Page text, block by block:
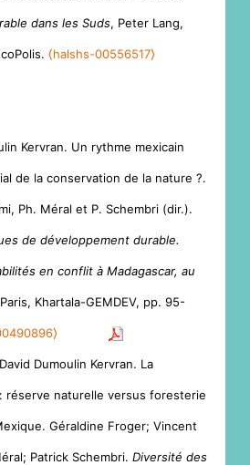
dans les Suds, Peter Lang,
⟨halshs-00556517⟩
Kervran. Un rythme mexicain
de la conservation de la nature ?.
Ph. Méral et P. Schembri (dir.).
de développement durable.
en conflit à Madagascar, au
Khartala-GEMDEV, pp. 95-
Dumoulin Kervran. La
réserve naturelle versus foresterie
Géraldine Froger; Vincent
Patrick Schembri. Diversité des